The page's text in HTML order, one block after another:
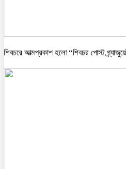
শিবচরে আত্মপ্রকাশ হলো “শিবচর পোস্ট